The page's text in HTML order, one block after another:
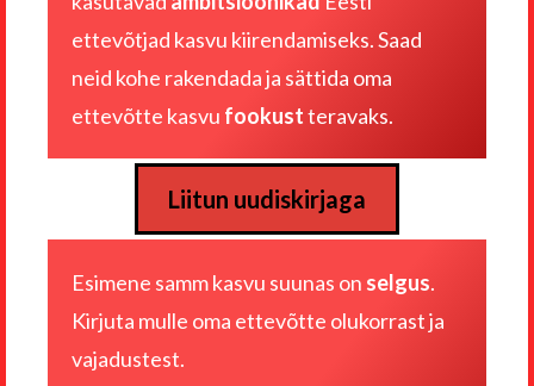
ettevõtjad kasvu kiirendamiseks. Saad
neid kohe rakendada ja sättida oma
ettevõtte kasvu fookustteravaks.
Liitun uudiskirjaga
Esimene samm kasvu suunas on selgus.
Kirjuta mulle oma ettevõtte olukorrast ja
vajadustest.